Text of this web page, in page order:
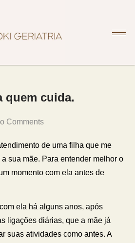
quem cuida.
Comments
de uma filha que me
sua mãe. Para entender melhor o
momento com ela antes de
ela há alguns anos, após
ligações diárias, que a mãe já
suas atividades como antes. A